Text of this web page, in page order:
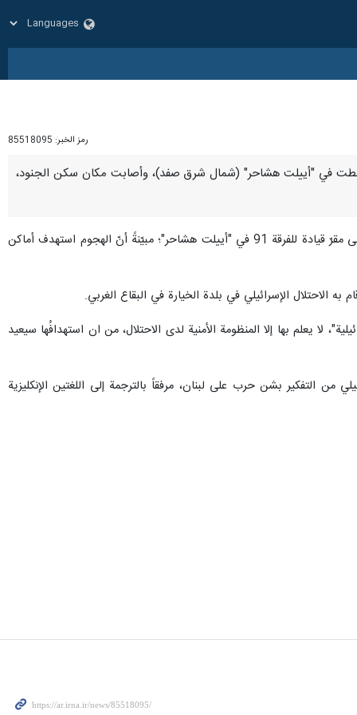
رمز الخبر: 85518095
لبنان سقطت في "أييلت هشاحر" (شمال شرق صفد)، وأصابت مكان سكن الجنود،
وكانت المقاومة الإسلامية في لبنان قد أعلنت، اليوم الأحد، أنّ مقاتليها شنّوا هجوماً ‏بسرب من المسيّرات الانقضاضية على مقرّ قيادة للفرقة 91 في "أييلت هشاحر"؛ مبيّنةً أنّ الهجوم استهدف أماكن
الاحتلال الإسرائيلي في بلدة الخيارة في البقاع الغربي.
لا يعلم بها إلا المنظومة الأمنية لدى الاحتلال، من ان استهدافُها سيعيد
التفكير بشن حرب على لبنان، مرفقاً بالترجمة إلى اللغتين الإنكليزية